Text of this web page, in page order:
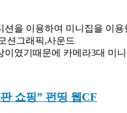
션을 이용하여 미니집을 이용
션그래픽,사운드
이였기때문에 카메라3대 미
쇼핑” 펀띵 웹CF